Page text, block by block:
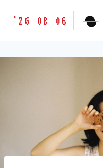
胶
味
'26 08 06